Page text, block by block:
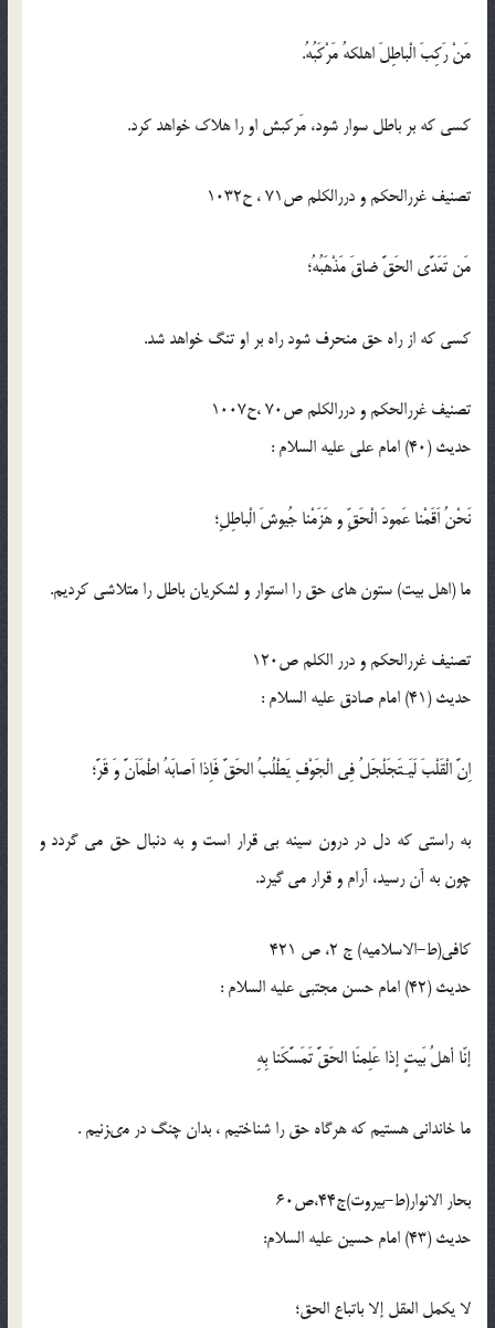
مَنْ رَكِبَ الْباطِلَ اهلکهُ مَرْكَبُهُ.
كسى كه بر باطل سوار شود، مَركبش او را هلاک خواهد كرد.
تصنیف غررالحکم و دررالکلم ص71 ، ح1032
مَن تَعَدَّى الحَقَّ ضاقَ مَذْهَبُهُ؛
كسى كه از راه حق منحرف شود راه بر او تنگ خواهد شد.
تصنیف غررالحکم و دررالکلم ص70 ،ح1007
حدیث (40) امام على عليه السلام :
نَحْنُ اَقَمْنا عَمودَ الْحَقِّ و هَزَمْنا جُيوشَ الْباطِلِ؛
ما (اهل بيت) ستون هاى حق را استوار و لشكريان باطل را متلاشى كرديم.
تصنیف غررالحکم و درر الکلم ص120
حدیث (41) امام صادق عليه ‏السلام :
اِنَّ الْقَلْبَ لَيَـتَجَلْجَلُ فِى الْجَوْفِ يَطْلُبُ الحَقَّ فَاِذا اَصابَهُ اطْمَاَنَّ وَ قَرَّ؛
به راستى كه دل در درون سينه بى قرار است و به دنبال حق مى‏ گردد و
چون به آن رسيد، آرام و قرار مى‏ گيرد.
كافى(ط-الاسلامیه) ج 2، ص 421
حدیث (42) امام حسن مجتبی عليه السلام :
إنّا أهلُ بَيتٍ إذا عَلِمنَا الحَقَّ تَمَسَّكَنا بِهِ
ما خاندانى هستيم كه هرگاه حق را شناختيم ، بدان چنگ در مى‏زنيم .
بحار الانوار(ط-بیروت)ج44،ص60
حدیث (43) امام حسین علیه السلام:
لا یکمل العقل إلا باتباع الحق؛